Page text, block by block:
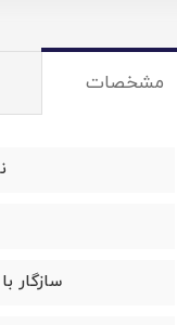
مشخصات
سازگار